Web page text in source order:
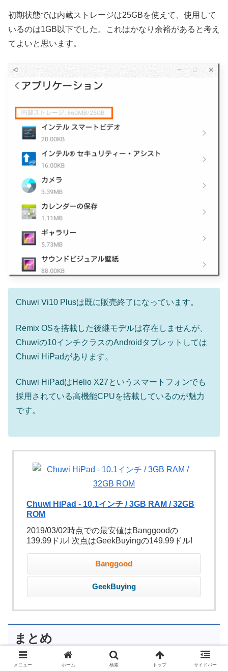
初期状態では内蔵ストレージは25GBを使えて、使用して
いるのは1GB以下でした。これはかなり余裕があると考え
てよいと思います。
Chuwi Vi10 Plusは既に販売終了になっています。
Remix OSを搭載した後継モデルは存在しませんが、
Chuwiの10インチクラスのAndroidタブレットしては
Chuwi HiPadがあります。
Chuwi HiPadはHelio X27というスマートフォンでも
採用されている高機能CPUを搭載しているのが魅力
です。
Chuwi HiPad - 10.1インチ / 3GB RAM / 32GB
ROM
2019/03/02時点での最安値はBanggoodの
139.99ドル! 次点はGeekBuyingの149.99ドル!
Banggood
GeekBuying
まとめ
メニュー ホーム 検索 トップ サイドバー